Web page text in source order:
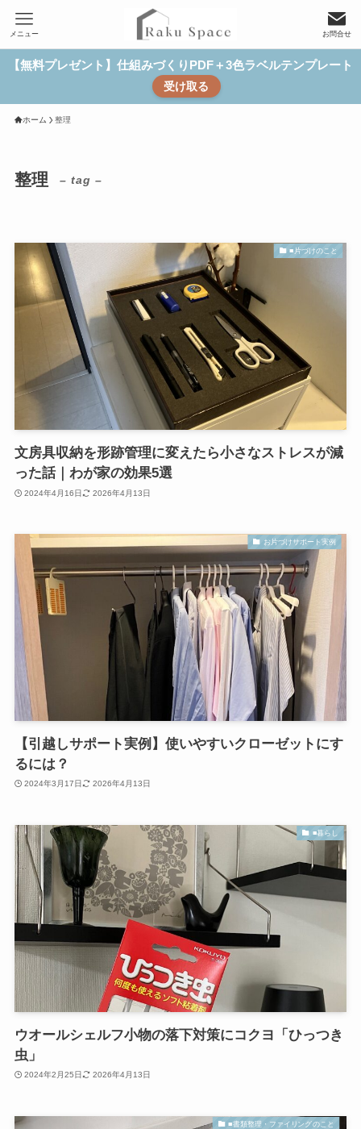
お問合せ
メニュー
【無料プレゼント】仕組みづくりPDF＋3色ラベルテンプレート
受け取る
ホーム 整理
整理 – tag –
■片づけのこと
文房具収納を形跡管理に変えたら小さなストレスが減
った話｜わが家の効果5選
2024年4月16日 2026年4月13日
お片づけサポート実例
【引越しサポート実例】使いやすいクローゼットにす
るには？
2024年3月17日 2026年4月13日
■暮らし
ウオールシェルフ小物の落下対策にコクヨ「ひっつき
虫」
2024年2月25日 2026年4月13日
■書類整理・ファイリングのこと